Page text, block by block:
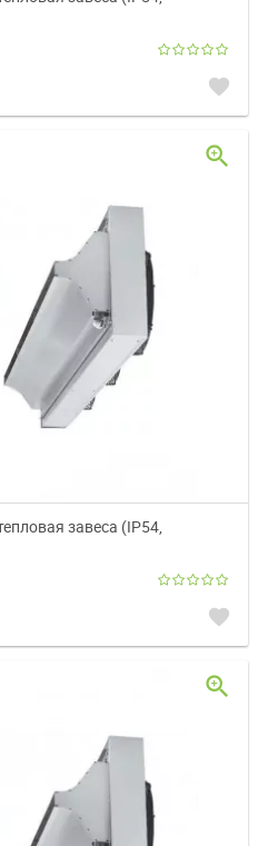
favorite
завеса (IP54,
favorite
zoom_in
zoom_in